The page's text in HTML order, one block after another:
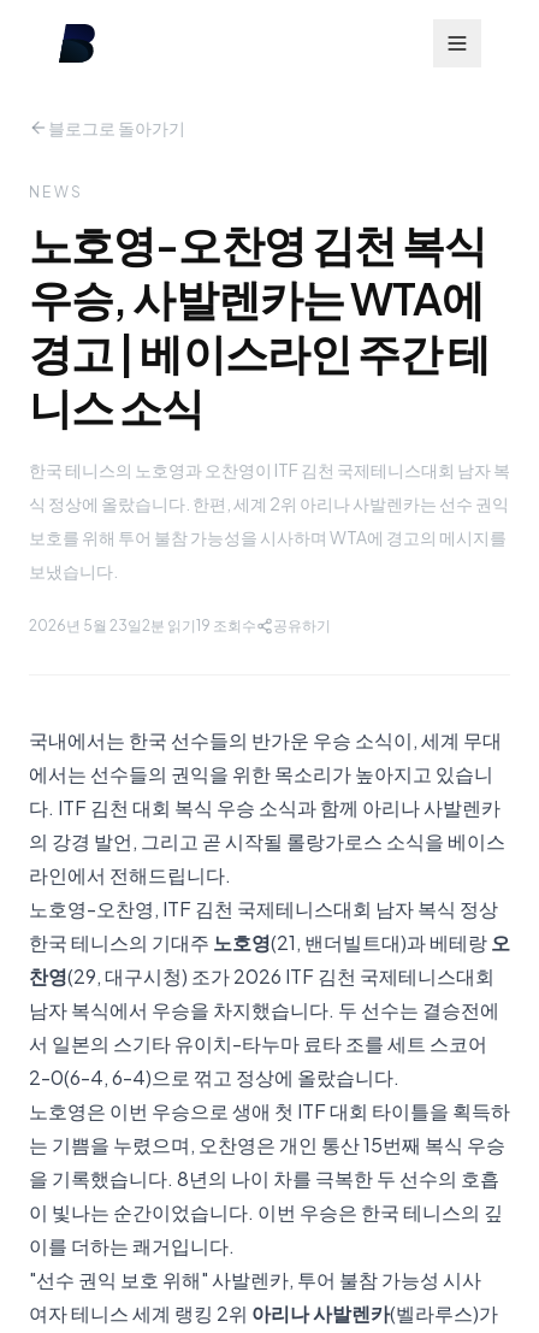
블로그로 돌아가기
NEWS
노호영-오찬영 김천 복식
우승, 사발렌카는 WTA에
경고 | 베이스라인 주간 테
니스 소식
한국 테니스의 노호영과 오찬영이 ITF 김천 국제테니스대회 남자 복
식 정상에 올랐습니다. 한편, 세계 2위 아리나 사발렌카는 선수 권익
보호를 위해 투어 불참 가능성을 시사하며 WTA에 경고의 메시지를
보냈습니다.
2026년 5월 23일2분 읽기19 조회수 공유하기
국내에서는 한국 선수들의 반가운 우승 소식이, 세계 무대
에서는 선수들의 권익을 위한 목소리가 높아지고 있습니
다. ITF 김천 대회 복식 우승 소식과 함께 아리나 사발렌카
의 강경 발언, 그리고 곧 시작될 롤랑가로스 소식을 베이스
라인에서 전해드립니다.
노호영-오찬영, ITF 김천 국제테니스대회 남자 복식 정상
한국 테니스의 기대주 노호영(21, 밴더빌트대)과 베테랑 오
찬영(29, 대구시청) 조가 2026 ITF 김천 국제테니스대회
남자 복식에서 우승을 차지했습니다. 두 선수는 결승전에
서 일본의 스기타 유이치-타누마 료타 조를 세트 스코어
2-0(6-4, 6-4)으로 꺾고 정상에 올랐습니다.
노호영은 이번 우승으로 생애 첫 ITF 대회 타이틀을 획득하
는 기쁨을 누렸으며, 오찬영은 개인 통산 15번째 복식 우승
을 기록했습니다. 8년의 나이 차를 극복한 두 선수의 호흡
이 빛나는 순간이었습니다. 이번 우승은 한국 테니스의 깊
이를 더하는 쾌거입니다.
"선수 권익 보호 위해" 사발렌카, 투어 불참 가능성 시사
여자 테니스 세계 랭킹 2위 아리나 사발렌카(벨라루스)가